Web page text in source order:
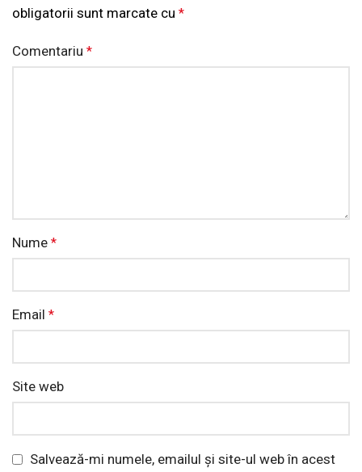
obligatorii sunt marcate cu *
Comentariu *
Nume *
Email *
Site web
Salvează-mi numele, emailul și site-ul web în acest